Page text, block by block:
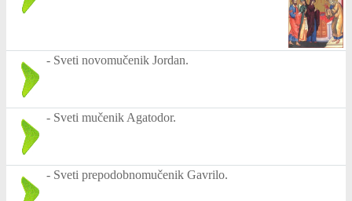
- Sveti novomučenik Jordan.
- Sveti mučenik Agatodor.
- Sveti prepodobnomučenik Gavrilo.